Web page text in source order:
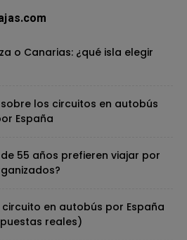
o Canarias: ¿qué isla elegir
los circuitos en autobús
España
55 años prefieren viajar por
en autobús por España
reales)